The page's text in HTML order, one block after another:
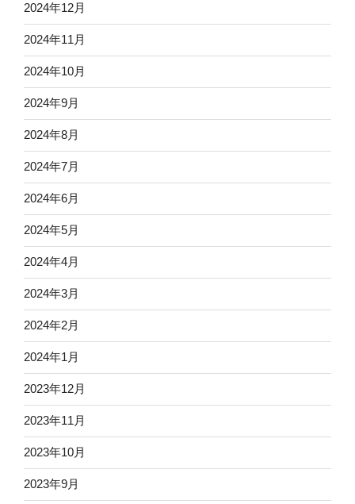
2024年12月
2024年11月
2024年10月
2024年9月
2024年8月
2024年7月
2024年6月
2024年5月
2024年4月
2024年3月
2024年2月
2024年1月
2023年12月
2023年11月
2023年10月
2023年9月